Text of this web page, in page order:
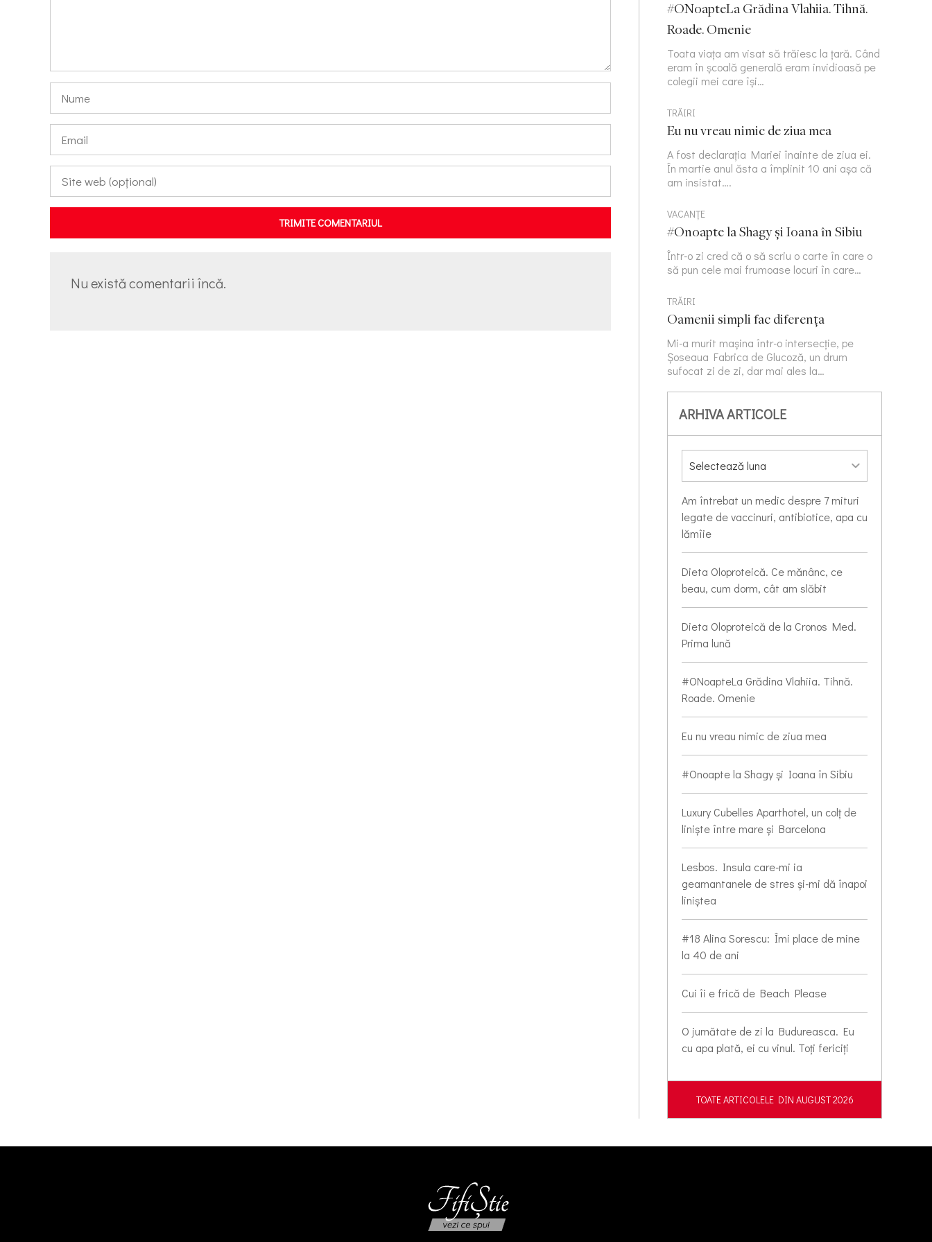
TRIMITE COMENTARIUL
Nu există comentarii încă.
#ONoapteLa Grădina Vlahiia. Tihnă.
Roade. Omenie
Toata viața am visat să trăiesc la țară. Când
eram în școală generală eram invidioasă pe
colegii mei care își…
TRĂIRI
Eu nu vreau nimic de ziua mea
A fost declarația Mariei înainte de ziua ei.
În martie anul ăsta a împlinit 10 ani așa că
am insistat….
VACANȚE
#Onoapte la Shagy și Ioana în Sibiu
Într-o zi cred că o să scriu o carte în care o
să pun cele mai frumoase locuri în care…
TRĂIRI
Oamenii simpli fac diferența
Mi-a murit mașina într-o intersecție, pe
Șoseaua Fabrica de Glucoză, un drum
sufocat zi de zi, dar mai ales la…
ARHIVA ARTICOLE
Am întrebat un medic despre 7 mituri
legate de vaccinuri, antibiotice, apa cu
lămîie
Dieta Oloproteică. Ce mănânc, ce
beau, cum dorm, cât am slăbit
Dieta Oloproteică de la Cronos Med.
Prima lună
#ONoapteLa Grădina Vlahiia. Tihnă.
Roade. Omenie
Eu nu vreau nimic de ziua mea
#Onoapte la Shagy și Ioana în Sibiu
Luxury Cubelles Aparthotel, un colț de
liniște între mare și Barcelona
Lesbos. Insula care-mi ia
geamantanele de stres și-mi dă înapoi
liniștea
#18 Alina Sorescu: Îmi place de mine
la 40 de ani
Cui îi e frică de Beach Please
O jumătate de zi la Budureasca. Eu
cu apa plată, ei cu vinul. Toți fericiți
TOATE ARTICOLELE DIN AUGUST 2026